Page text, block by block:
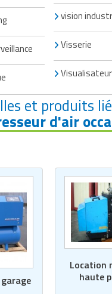
vision
Visserie
et produits
d'air
Location
haute